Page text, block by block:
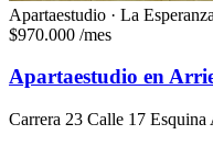
Apartaestudio · La Esperanza
$970.000 /mes
Apartaestudio en
Carrera 23 Calle 17